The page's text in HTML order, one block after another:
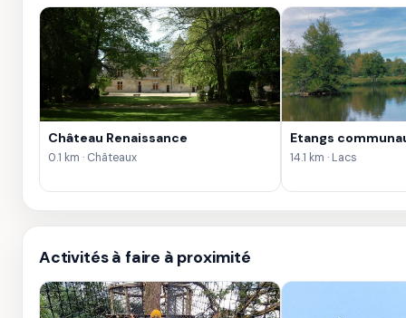
Château Renaissance
0.1 km · Châteaux
Etangs
14.1 km · Lacs
Activités à faire à proximité